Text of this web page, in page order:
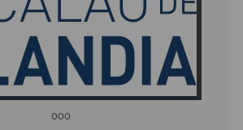
ooo